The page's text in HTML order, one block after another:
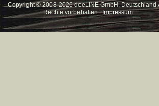
Copyright © 2008-2026 deeLINE GmbH,
Rechte vorbehalten |Impressum